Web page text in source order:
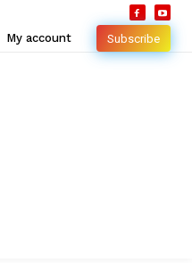
My account Subscribe